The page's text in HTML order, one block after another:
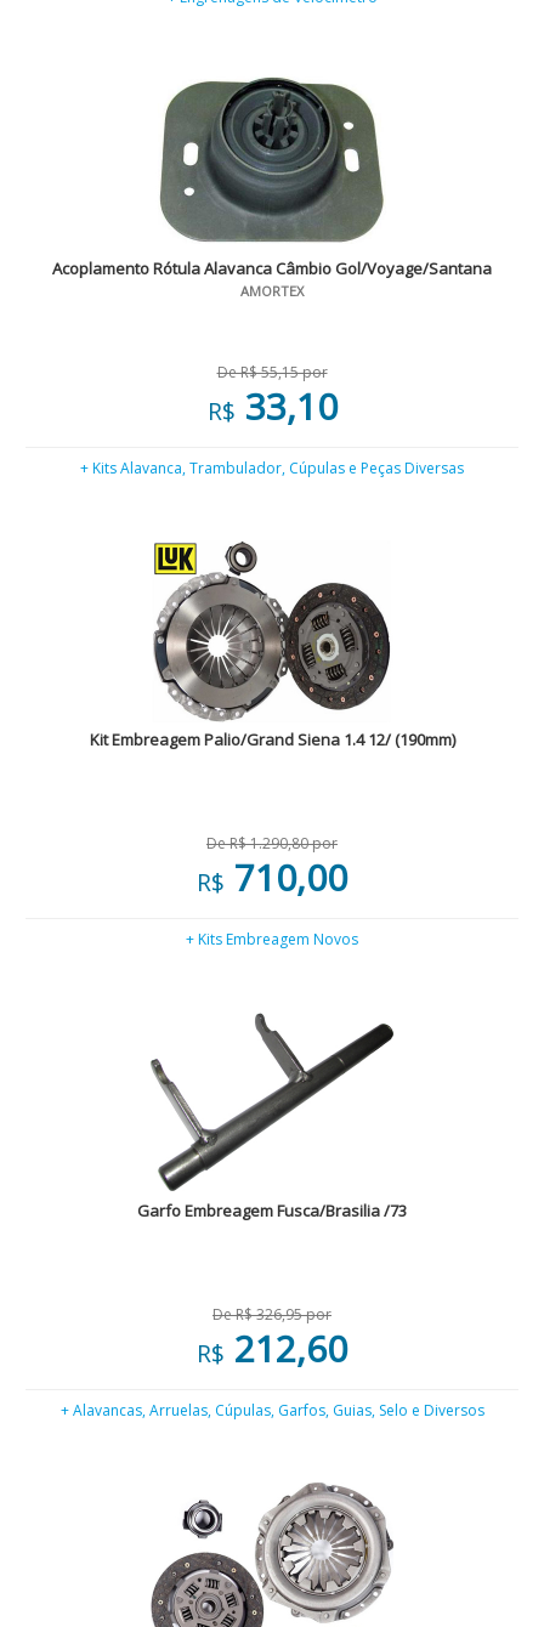
Acoplamento Rótula Alavanca Câmbio Gol/Voyage/Santana
AMORTEX
De R$ 55,15 por
R$ 33,10
+ Kits Alavanca, Trambulador, Cúpulas e Peças Diversas
Kit Embreagem Palio/Grand Siena 1.4 12/ (190mm)
De R$ 1.290,80 por
R$ 710,00
+ Kits Embreagem Novos
Garfo Embreagem Fusca/Brasilia /73
De R$ 326,95 por
R$ 212,60
+ Alavancas, Arruelas, Cúpulas, Garfos, Guias, Selo e Diversos